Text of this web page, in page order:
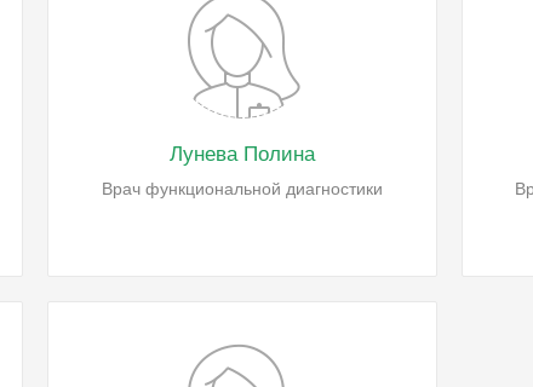
Лунева Полина
Врач функциональной диагностики